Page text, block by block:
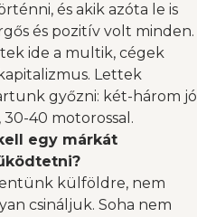
és akik azóta le is
és pozitív volt minden.
ide a multik, cégek
Lettek
győzni: két-három jó
40 motorossal.
egy márkát
külföldre, nem
csináljuk. Soha nem